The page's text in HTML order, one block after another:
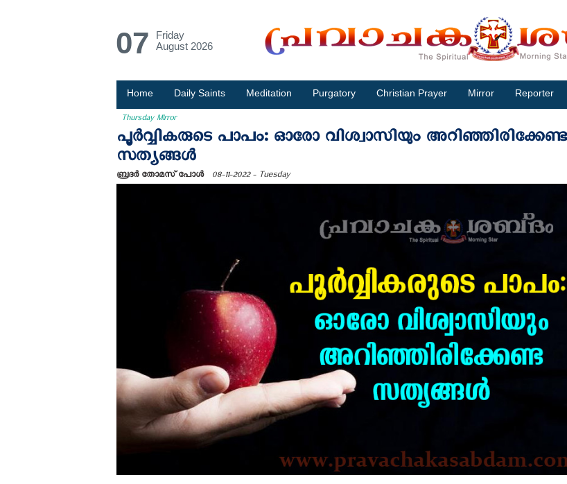
07
Friday
August 2026
Home Daily Saints Meditation Purgatory Christian Prayer Mirror Reporter
Thursday Mirror
പൂർവ്വികരുടെ പാപം: ഓരോ വിശ്വാസിയും അറിഞ്ഞിരിക്കേണ്ട
സത്യങ്ങൾ
ബ്രദർ തോമസ് പോൾ 08-11-2022 - Tuesday